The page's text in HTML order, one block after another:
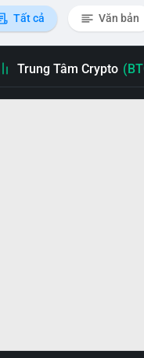
Tất cả Văn bản
Trung Tâm Crypto